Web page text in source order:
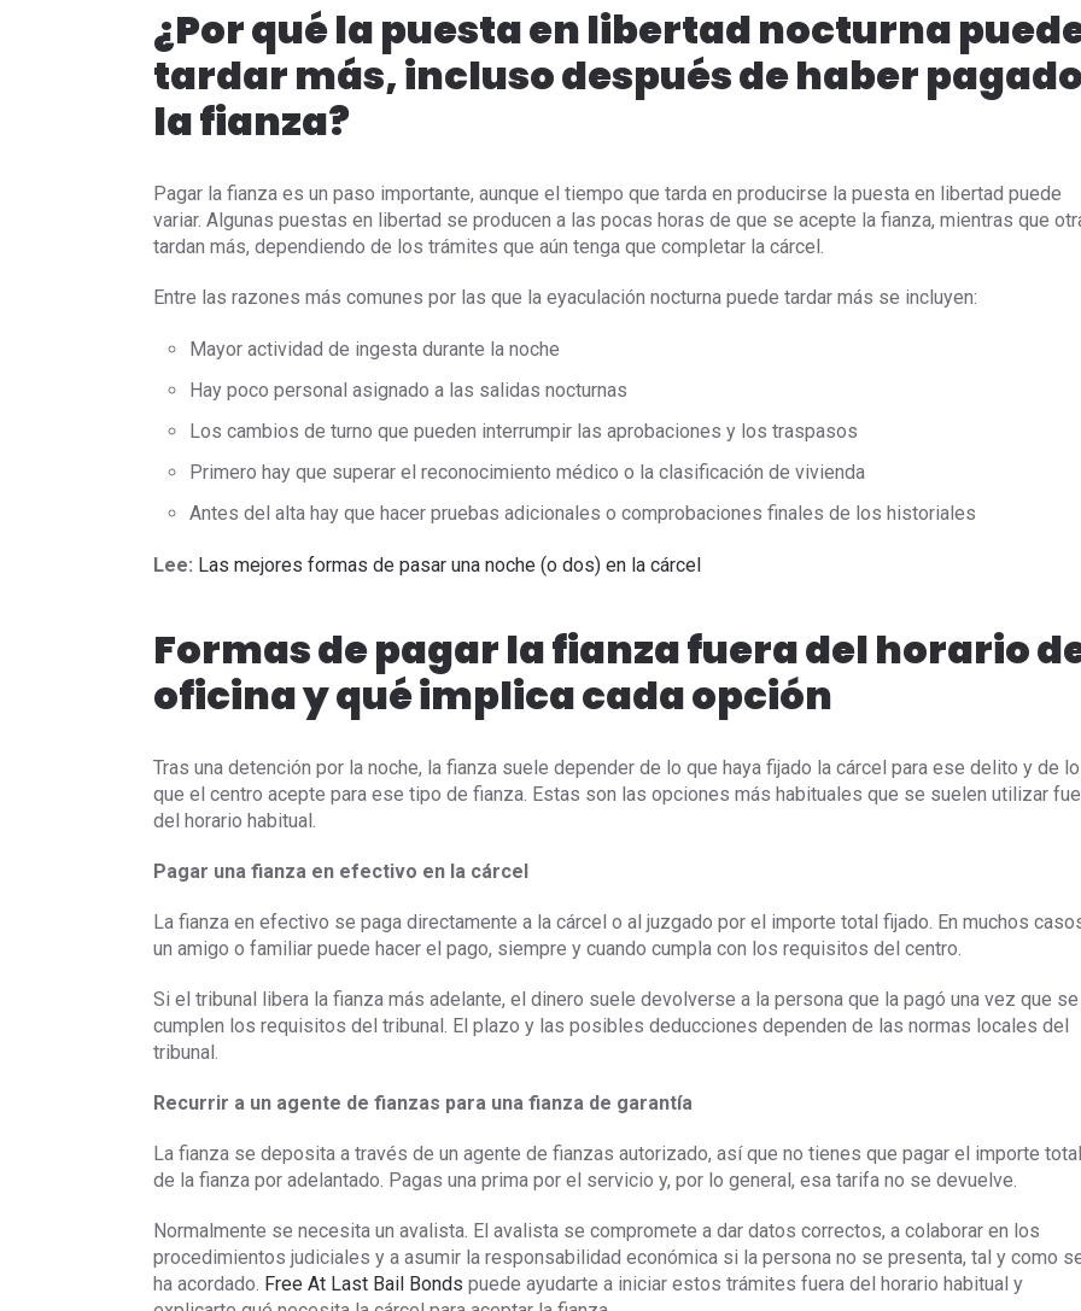
¿Por qué la puesta en libertad nocturna
tardar más, incluso después de haber pagado
la fianza?
Pagar la fianza es un paso importante, aunque el tiempo que tarda en producirse la puesta en libertad puede
variar. Algunas puestas en libertad se producen a las pocas horas de que se acepte la fianza, mientras que
tardan más, dependiendo de los trámites que aún tenga que completar la cárcel.
Entre las razones más comunes por las que la eyaculación nocturna puede tardar más se incluyen:
Mayor actividad de ingesta durante la noche
Hay poco personal asignado a las salidas nocturnas
Los cambios de turno que pueden interrumpir las aprobaciones y los traspasos
Primero hay que superar el reconocimiento médico o la clasificación de vivienda
Antes del alta hay que hacer pruebas adicionales o comprobaciones finales de los historiales
Lee: Las mejores formas de pasar una noche (o dos) en la cárcel
Formas de pagar la fianza fuera del horario
oficina y qué implica cada opción
Tras una detención por la noche, la fianza suele depender de lo que haya fijado la cárcel para ese delito y de lo
que el centro acepte para ese tipo de fianza. Estas son las opciones más habituales que se suelen utilizar
del horario habitual.
Pagar una fianza en efectivo en la cárcel
La fianza en efectivo se paga directamente a la cárcel o al juzgado por el importe total fijado. En muchos
un amigo o familiar puede hacer el pago, siempre y cuando cumpla con los requisitos del centro.
Si el tribunal libera la fianza más adelante, el dinero suele devolverse a la persona que la pagó una vez que se
cumplen los requisitos del tribunal. El plazo y las posibles deducciones dependen de las normas locales del
tribunal.
Recurrir a un agente de fianzas para una fianza de garantía
La fianza se deposita a través de un agente de fianzas autorizado, así que no tienes que pagar el importe total
de la fianza por adelantado. Pagas una prima por el servicio y, por lo general, esa tarifa no se devuelve.
Normalmente se necesita un avalista. El avalista se compromete a dar datos correctos, a colaborar en los
procedimientos judiciales y a asumir la responsabilidad económica si la persona no se presenta, tal y como
ha acordado. Free At Last Bail Bonds puede ayudarte a iniciar estos trámites fuera del horario habitual y